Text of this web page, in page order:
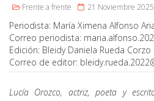
Frente a frente 21 Noviembre 2025
Periodista: María Ximena Alfonso
Correo periodista:
Edición: Bleidy Daniela Rueda Corzo
Correo de editor:
Lucía Orozco, actriz, poeta y